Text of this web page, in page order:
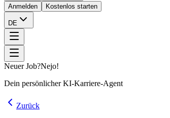
Anmelden
Kostenlos starten
DE
Neuer Job?Nejo!
Dein persönlicher KI-Karriere-Agent
Zurück